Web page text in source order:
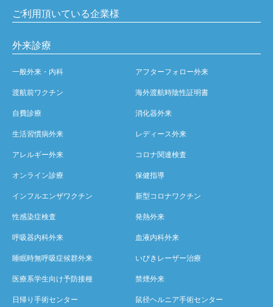
ご利用頂いている企業様
外来診療
一般外来・内科 アフターフォロー外来
渡航前ワクチン 海外渡航時陰性証明書
自費診療 消化器外来
生活習慣病外来 レディース外来
アレルギー外来 コロナ関連検査
オンライン診療 保健指導
インフルエンザワクチン 新型コロナワクチン
性感染症検査 発熱外来
呼吸器内科外来 血液内科外来
睡眠時無呼吸症候群外来 いびきレーザー治療
医療系学生向け予防接種 禁煙外来
日帰り手術センター 鼠径ヘルニア手術センター